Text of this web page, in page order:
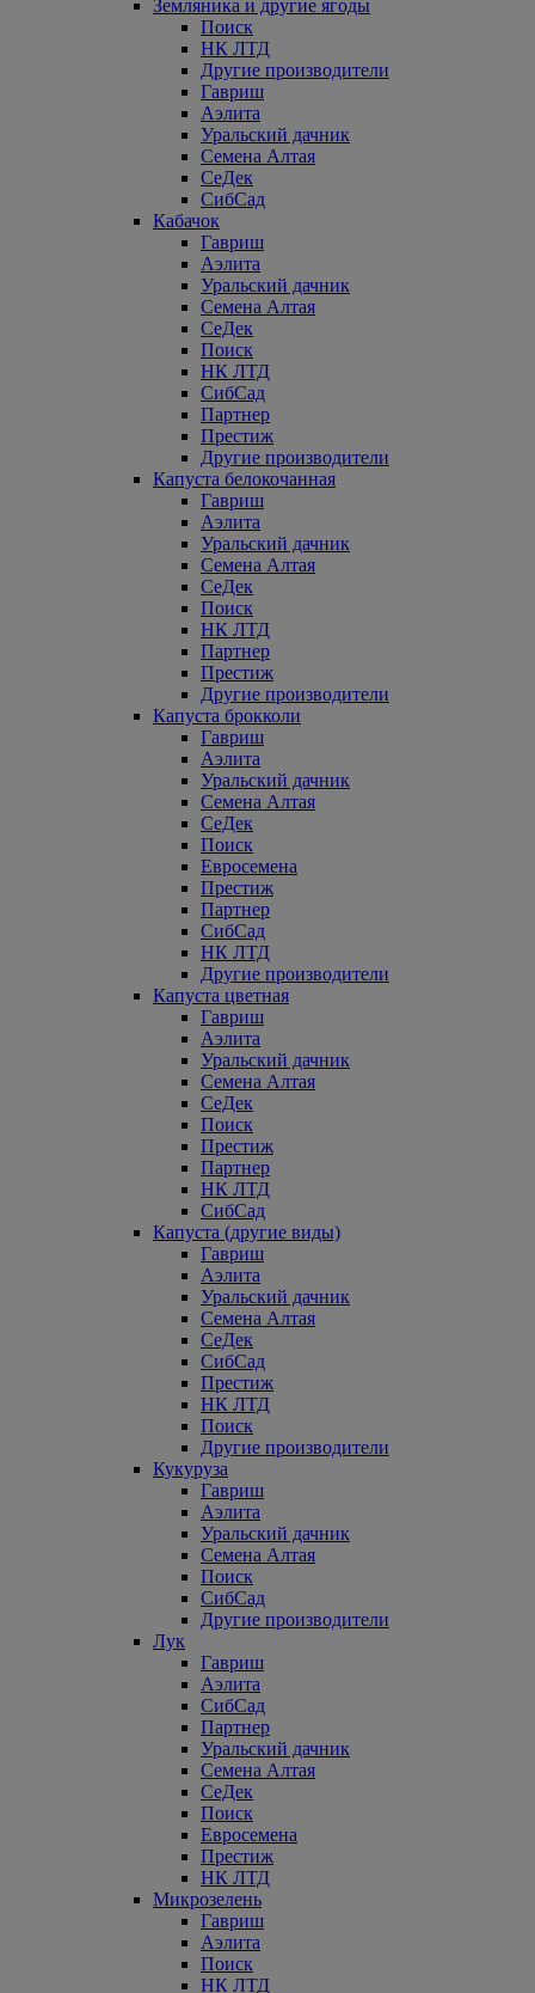
Земляника и другие ягоды
Поиск
НК ЛТД
Другие производители
Гавриш
Аэлита
Уральский дачник
Семена Алтая
СеДек
СибСад
Кабачок
Гавриш
Аэлита
Уральский дачник
Семена Алтая
СеДек
Поиск
НК ЛТД
СибСад
Партнер
Престиж
Другие производители
Капуста белокочанная
Гавриш
Аэлита
Уральский дачник
Семена Алтая
СеДек
Поиск
НК ЛТД
Партнер
Престиж
Другие производители
Капуста брокколи
Гавриш
Аэлита
Уральский дачник
Семена Алтая
СеДек
Поиск
Евросемена
Престиж
Партнер
СибСад
НК ЛТД
Другие производители
Капуста цветная
Гавриш
Аэлита
Уральский дачник
Семена Алтая
СеДек
Поиск
Престиж
Партнер
НК ЛТД
СибСад
Капуста (другие виды)
Гавриш
Аэлита
Уральский дачник
Семена Алтая
СеДек
СибСад
Престиж
НК ЛТД
Поиск
Другие производители
Кукуруза
Гавриш
Аэлита
Уральский дачник
Семена Алтая
Поиск
СибСад
Другие производители
Лук
Гавриш
Аэлита
СибСад
Партнер
Уральский дачник
Семена Алтая
СеДек
Поиск
Евросемена
Престиж
НК ЛТД
Микрозелень
Гавриш
Аэлита
Поиск
НК ЛТД